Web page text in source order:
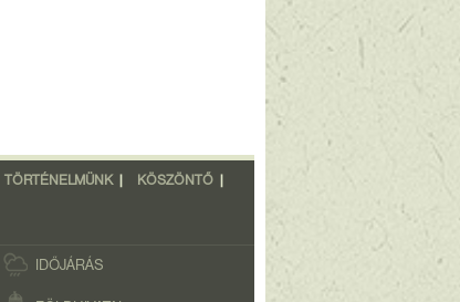
TÖRTÉNELMÜNK KÖSZÖNTŐ
IDŐJÁRÁS